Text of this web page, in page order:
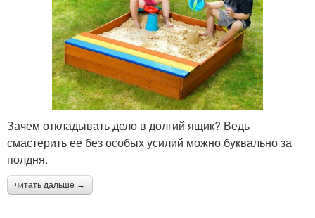
Зачем откладывать дело в долгий ящик? Ведь
смастерить ее без особых усилий можно буквально за
полдня.
читать дальше →